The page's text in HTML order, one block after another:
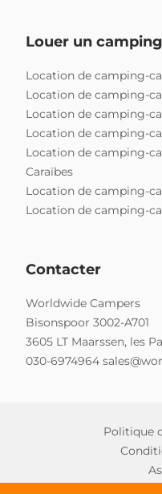
Louer un
Location de camping-
Location de camping-
Location de camping-
Location de camping-
Location de camping-
Caraïbes
Location de camping-
Location de camping-
Contacter
Worldwide Campers
Bisonspoor 3002-A701
3605 LT Maarssen, les
030-6974964
Politique